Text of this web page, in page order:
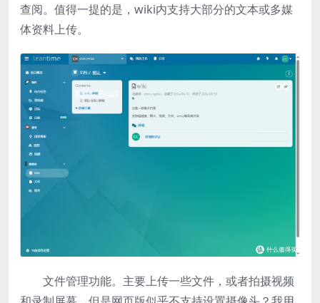
查阅。值得一提的是，wiki内支持大部分的文本或多媒
体资料上传。
文件管理功能。主要上传一些文件，或者拍摄视频